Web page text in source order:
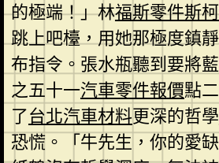
的極端！」林福斯零件斯
跳上吧檯，用她那極度鎮
布指令。張水瓶聽到要將
之五十一汽車零件報價點二
了台北汽車材料更深的哲學
恐慌。「牛先生，你的愛